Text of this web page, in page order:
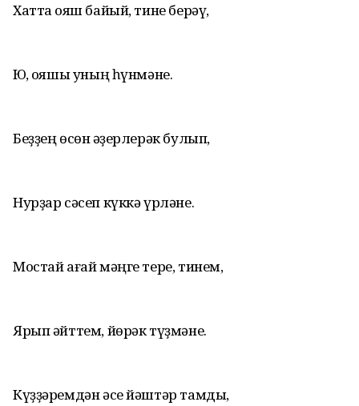
Хатта ҡояш байый, тине берәү,
Юҡ, ҡояшы уның һүнмәне.
Беҙҙең өсөн ҡәҙерлерәк булып,
Нурҙар сәсеп күккә үрләне.
Мостай ағай мәңге тере, тинем,
Ярып әйттем, йөрәк түҙмәне.
Күҙҙәремдән әсе йәштәр тамды,